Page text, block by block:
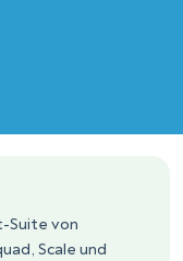
Suite von
Scale und